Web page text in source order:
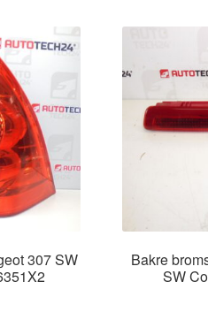
307 SW
Bakre
SW